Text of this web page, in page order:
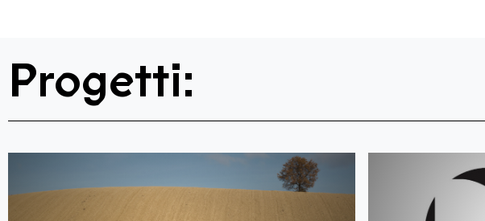
Progetti: